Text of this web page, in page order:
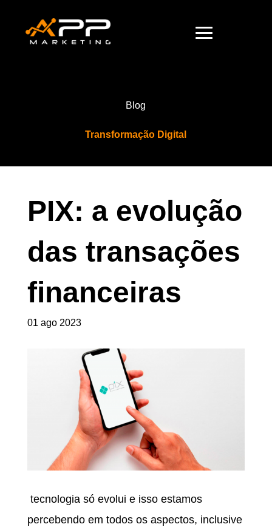
Blog
Transformação Digital
PIX: a evolução
das transações
financeiras
01 ago 2023
tecnologia só evolui e isso estamos
percebendo em todos os aspectos, inclusive